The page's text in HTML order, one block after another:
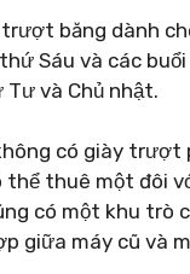
trượt băng dành
Sáu và các
và Chủ nhật.
có giày trượt
thể thuê một đôi
có một khu trò
giữa máy cũ và